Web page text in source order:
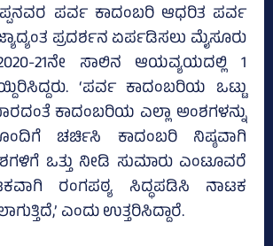
ಪರ್ವ ಕಾದಂಬರಿ ಆಧರಿತ ಪರ್ವ
ಪ್ರದರ್ಶನ ಏರ್ಪಡಿಸಲು ಮೈಸೂರು
21ನೇ ಸಾಲಿನ ಆಯವ್ಯಯದಲ್ಲಿ 1
‘ಪರ್ವ ಕಾದಂಬರಿಯ ಒಟ್ಟು
ಕಾದಂಬರಿಯ ಎಲ್ಲಾ ಅಂಶಗಳನ್ನು
ಚರ್ಚಿಸಿ ಕಾದಂಬರಿ ನಿಷ್ಠವಾಗಿ
ಒತ್ತು ನೀಡಿ ಸುಮಾರು ಎಂಟೂವರೆ
ರಂಗಪಠ್ಯ ಸಿದ್ಧಪಡಿಸಿ ನಾಟಕ
ಎಂದು ಉತ್ತರಿಸಿದ್ದಾರೆ.